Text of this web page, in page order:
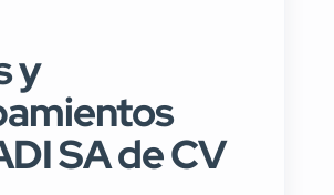
y
SA de CV